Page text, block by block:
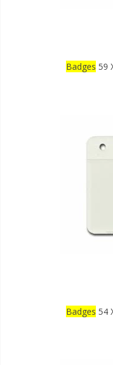
Badges 59
Badges 54